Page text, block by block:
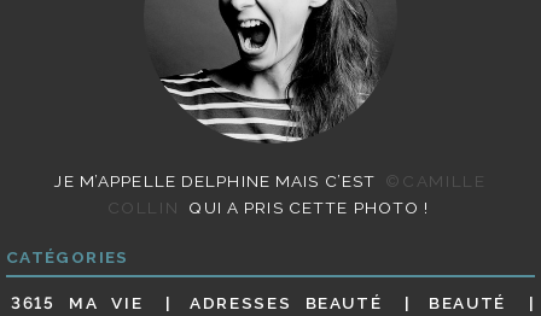
JE M’APPELLE DELPHINE MAIS C’EST
©CAMILLE
COLLIN
QUI A PRIS CETTE PHOTO !
CATÉGORIES
3615 MA VIE ADRESSES BEAUTÉ
BEAUTÉ